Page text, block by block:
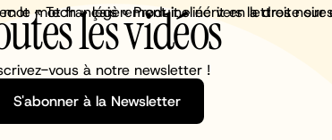
les vidéos
vous à notre newsletter !
S'abonner à la Newsletter
S'abonner à la Newsletter